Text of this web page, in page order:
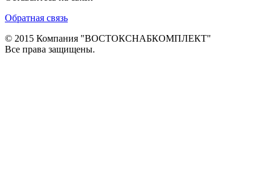
Обратная связь
© 2015 Компания "ВОСТОКСНАБКОМПЛЕКТ"
Все права защищены.